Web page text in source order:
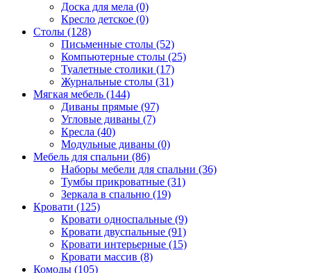
Доска для мела (0)
Кресло детское (0)
Столы (128)
Письменные столы (52)
Компьютерные столы (25)
Туалетные столики (17)
Журнальные столы (31)
Мягкая мебель (144)
Диваны прямые (97)
Угловые диваны (7)
Кресла (40)
Модульные диваны (0)
Мебель для спальни (86)
Наборы мебели для спальни (36)
Тумбы прикроватные (31)
Зеркала в спальню (19)
Кровати (125)
Кровати односпальные (9)
Кровати двуспальные (91)
Кровати интерьерные (15)
Кровати массив (8)
Комоды (105)